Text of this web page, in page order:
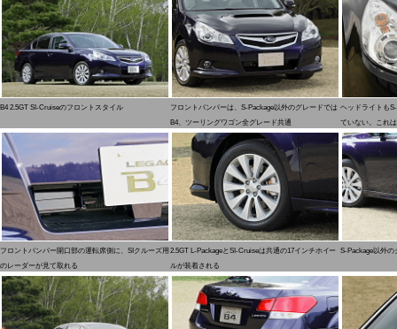
B4 2.5GT SI-Cruiseのフロントスタイル
フロントバンパーは、S-Package以外のグレードでは
B4、ツーリングワゴン全グレード共通
ヘッドライトも
ていない。これ
フロントバンパー開口部の運転席側に、SIクルーズ用
のレーダーが見て取れる
2.5GT L-PackageとSI-Cruiseは共通の17インチホイー
ルが装着される
S-Package以外